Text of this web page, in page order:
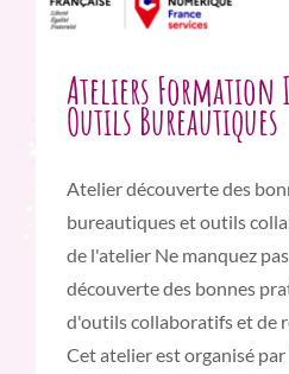
Ateliers
Outils Bureautiques
Atelier découverte des
bureautiques et outils
de l'atelier Ne manquez
découverte des bonnes
d'outils collaboratifs et de
Cet atelier est organisé